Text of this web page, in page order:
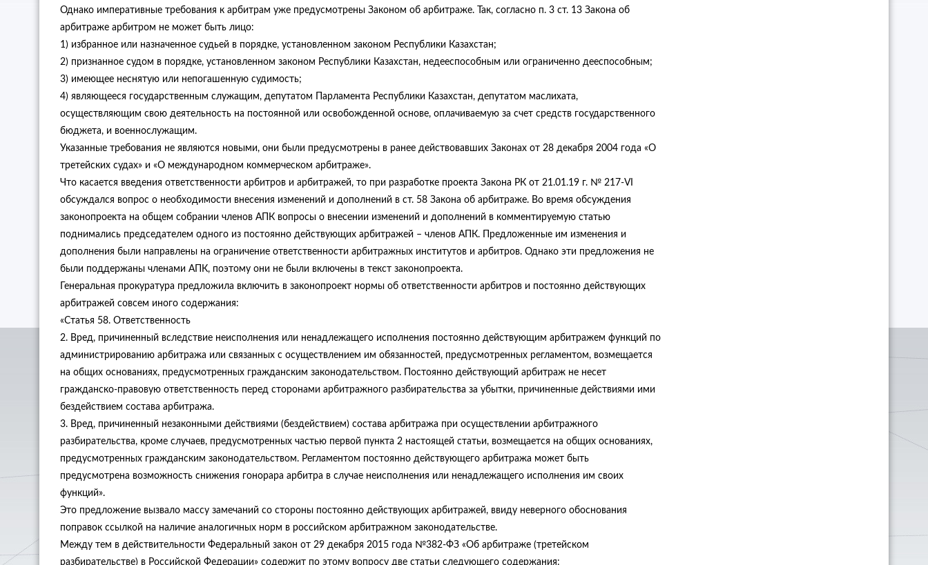
Однако императивные требования к арбитрам уже предусмотрены Законом об арбитраже. Так, согласно п. 3 ст. 13 Закона об
арбитраже арбитром не может быть лицо:
1) избранное или назначенное судьей в порядке, установленном законом Республики Казахстан;
2) признанное судом в порядке, установленном законом Республики Казахстан, недееспособным или ограниченно дееспособным;
3) имеющее неснятую или непогашенную судимость;
4) являющееся государственным служащим, депутатом Парламента Республики Казахстан, депутатом маслихата,
осуществляющим свою деятельность на постоянной или освобожденной основе, оплачиваемую за счет средств государственного
бюджета, и военнослужащим.
Указанные требования не являются новыми, они были предусмотрены в ранее действовавших Законах от 28 декабря 2004 года «О
третейских судах» и «О международном коммерческом арбитраже».
Что касается введения ответственности арбитров и арбитражей, то при разработке проекта Закона РК от 21.01.19 г. № 217-VI
обсуждался вопрос о необходимости внесения изменений и дополнений в ст. 58 Закона об арбитраже. Во время обсуждения
законопроекта на общем собрании членов АПК вопросы о внесении изменений и дополнений в комментируемую статью
поднимались председателем одного из постоянно действующих арбитражей – членов АПК. Предложенные им изменения и
дополнения были направлены на ограничение ответственности арбитражных институтов и арбитров. Однако эти предложения не
были поддержаны членами АПК, поэтому они не были включены в текст законопроекта.
Генеральная прокуратура предложила включить в законопроект нормы об ответственности арбитров и постоянно действующих
арбитражей совсем иного содержания:
«Статья 58. Ответственность
2. Вред, причиненный вследствие неисполнения или ненадлежащего исполнения постоянно действующим арбитражем функций по
администрированию арбитража или связанных с осуществлением им обязанностей, предусмотренных регламентом, возмещается
на общих основаниях, предусмотренных гражданским законодательством. Постоянно действующий арбитраж не несет
гражданско-правовую ответственность перед сторонами арбитражного разбирательства за убытки, причиненные действиями ими
бездействием состава арбитража.
3. Вред, причиненный незаконными действиями (бездействием) состава арбитража при осуществлении арбитражного
разбирательства, кроме случаев, предусмотренных частью первой пункта 2 настоящей статьи, возмещается на общих основаниях,
предусмотренных гражданским законодательством. Регламентом постоянно действующего арбитража может быть
предусмотрена возможность снижения гонорара арбитра в случае неисполнения или ненадлежащего исполнения им своих
функций».
Это предложение вызвало массу замечаний со стороны постоянно действующих арбитражей, ввиду неверного обоснования
поправок ссылкой на наличие аналогичных норм в российском арбитражном законодательстве.
Между тем в действительности Федеральный закон от 29 декабря 2015 года №382-ФЗ «Об арбитраже (третейском
разбирательстве) в Российской Федерации» содержит по этому вопросу две статьи следующего содержания: